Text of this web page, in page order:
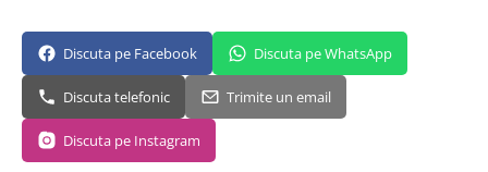
Discuta pe Facebook Discuta pe WhatsApp
Discuta telefonic Trimite un email
Discuta pe Instagram